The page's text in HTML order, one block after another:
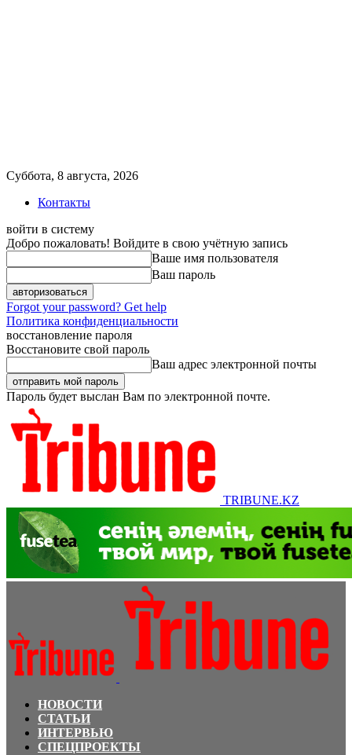
Суббота, 8 августа, 2026
Контакты
войти в систему
Добро пожаловать! Войдите в свою учётную запись
Ваше имя пользователя
Ваш пароль
Forgot your password? Get help
Политика конфиденциальности
восстановление пароля
Восстановите свой пароль
Ваш адрес электронной почты
Пароль будет выслан Вам по электронной почте.
TRIBUNE.KZ
НОВОСТИ
СТАТЬИ
ИНТЕРВЬЮ
СПЕЦПРОЕКТЫ